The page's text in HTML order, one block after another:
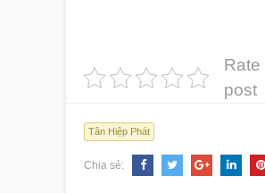
Rate
post
Tân Hiệp Phát
Chia sẻ: